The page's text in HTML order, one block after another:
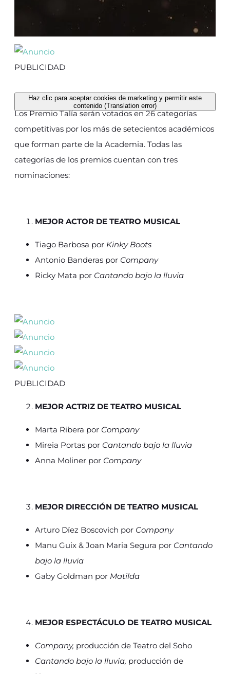
Haz clic para aceptar cookies de marketing y permitir este
contenido (Translation error)
PUBLICIDAD
Los Premio Talía serán votados en 26 categorías
competitivas por los más de setecientos académicos
que forman parte de la Academia. Todas las
categorías de los premios cuentan con tres
nominaciones:
MEJOR ACTOR DE TEATRO MUSICAL
Tiago Barbosa por Kinky Boots
Antonio Banderas por Company
Ricky Mata por Cantando bajo la lluvia
PUBLICIDAD
MEJOR ACTRIZ DE TEATRO MUSICAL
Marta Ribera por Company
Mireia Portas por Cantando bajo la lluvia
Anna Moliner por Company
MEJOR DIRECCIÓN DE TEATRO MUSICAL
Arturo Díez Boscovich por Company
Manu Guix & Joan Maria Segura por Cantando
bajo la lluvia
Gaby Goldman por Matilda
MEJOR ESPECTÁCULO DE TEATRO MUSICAL
Company, producción de Teatro del Soho
Cantando bajo la lluvia, producción de